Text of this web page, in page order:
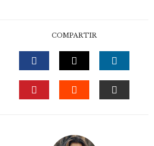
COMPARTIR
FACEBOOKTWITTER